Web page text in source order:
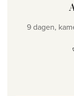
9 dagen,